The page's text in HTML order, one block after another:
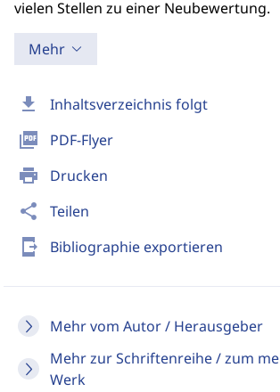
download Inhaltsverzeichnis folgt
picture_as_pdf PDF-Flyer
print Drucken
share Teilen
send_to_mobile Bibliographie exportieren
Mehr vom Autor / Herausgeber
Mehr zur Schriftenreihe / zum
Werk
vielen Stellen zu einer Neubewertung.
Mehr